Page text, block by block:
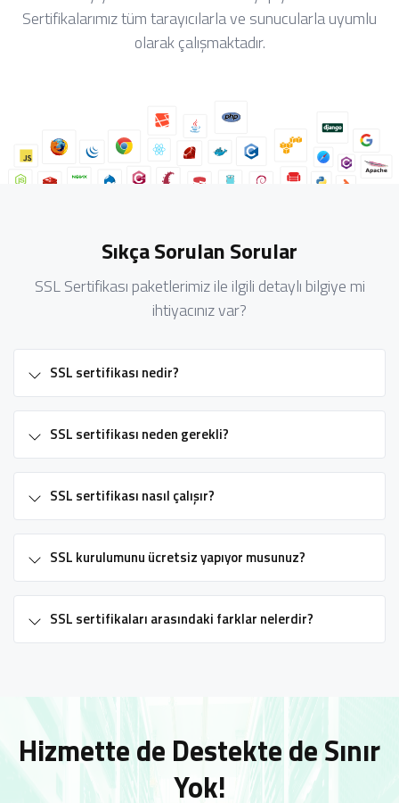
Sertifikalarımız tüm tarayıcılarla ve sunucularla uyumlu
olarak çalışmaktadır.
Sıkça Sorulan Sorular
SSL Sertifikası paketlerimiz ile ilgili detaylı bilgiye mi
ihtiyacınız var?
SSL sertifikası nedir?
SSL sertifikası neden gerekli?
SSL sertifikası nasıl çalışır?
SSL kurulumunu ücretsiz yapıyor musunuz?
SSL sertifikaları arasındaki farklar nelerdir?
Hizmette de Destekte de Sınır
Yok!